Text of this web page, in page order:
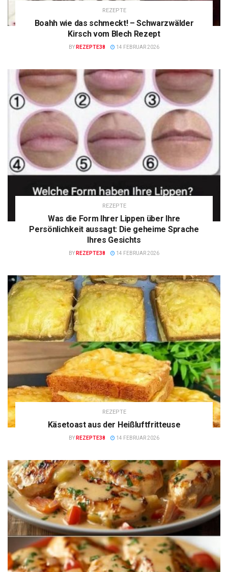
REZEPTE
Boahh wie das schmeckt! – Schwarzwälder
Kirsch vom Blech Rezept
BY REZEPTE38 14 FEBRUAR 2026
REZEPTE
Was die Form Ihrer Lippen über Ihre
Persönlichkeit aussagt: Die geheime Sprache
Ihres Gesichts
BY REZEPTE38 14 FEBRUAR 2026
REZEPTE
Käsetoast aus der Heißluftfritteuse
BY REZEPTE38 14 FEBRUAR 2026